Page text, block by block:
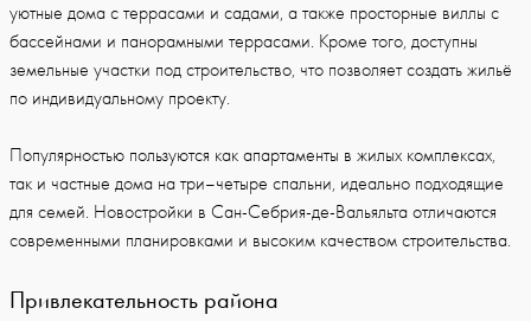
уютные дома с террасами и садами, а также просторные виллы с
бассейнами и панорамными террасами. Кроме того, доступны
земельные участки под строительство, что позволяет создать жильё
по индивидуальному проекту.
Популярностью пользуются как апартаменты в жилых комплексах,
так и частные дома на три–четыре спальни, идеально подходящие
для семей. Новостройки в Сан-Себрия-де-Вальяльта отличаются
современными планировками и высоким качеством строительства.
Привлекательность района